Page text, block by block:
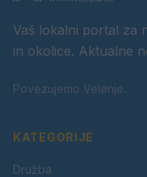
Vaš lokalni portal za
in okolice. Aktualne
Povezujemo Velenje.
KATEGORIJE
Družba